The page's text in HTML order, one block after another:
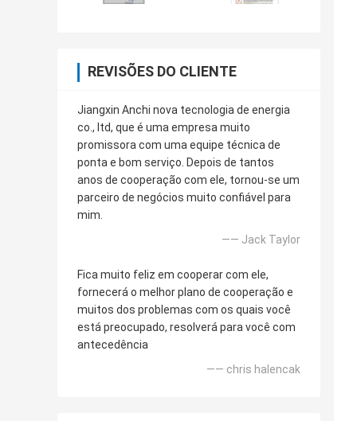
REVISÕES DO CLIENTE
Jiangxin Anchi nova tecnologia de energia
co., ltd, que é uma empresa muito
promissora com uma equipe técnica de
ponta e bom serviço. Depois de tantos
anos de cooperação com ele, tornou-se um
parceiro de negócios muito confiável para
mim.
—— Jack Taylor
Fica muito feliz em cooperar com ele,
fornecerá o melhor plano de cooperação e
muitos dos problemas com os quais você
está preocupado, resolverá para você com
antecedência
—— chris halencak